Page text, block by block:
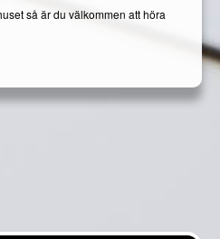
så är du välkommen att höra